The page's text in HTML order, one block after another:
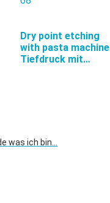
Dry point etching
with pasta
Tiefdruck mit…
was ich bin…